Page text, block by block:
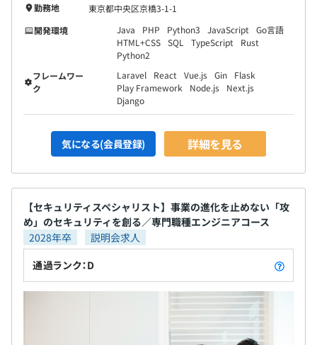
勤務地
東京都中央区京橋3-1-1
開発環境
Java PHP Python3 JavaScript
Go言語
HTML+CSS SQL TypeScript
Rust
Python2
フレームワー
ク
Laravel React Vue.js Gin
Flask
Play Framework
Node.js
Next.js
Django
気になる(会員登録) 詳細を見る
【セキュリティスペシャリスト】事業の進化を止めない「攻
め」のセキュリティを創る／専門職種エンジニアコース
2028年卒
説明会求人
通過ランク：D